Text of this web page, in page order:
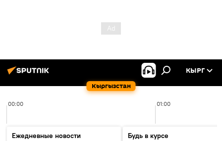
Кыргызстан
КЫРГ
00:00 01:00
Ежедневные новости
Будь в курсе